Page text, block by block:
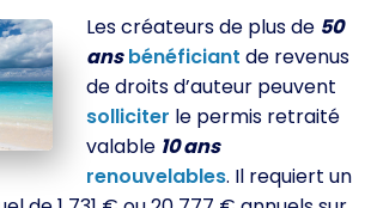
Les créateurs de plus de 50
ans bénéficiant de revenus
de droits d’auteur peuvent
solliciter le permis retraité
valable 10 ans
renouvelables. Il requiert un